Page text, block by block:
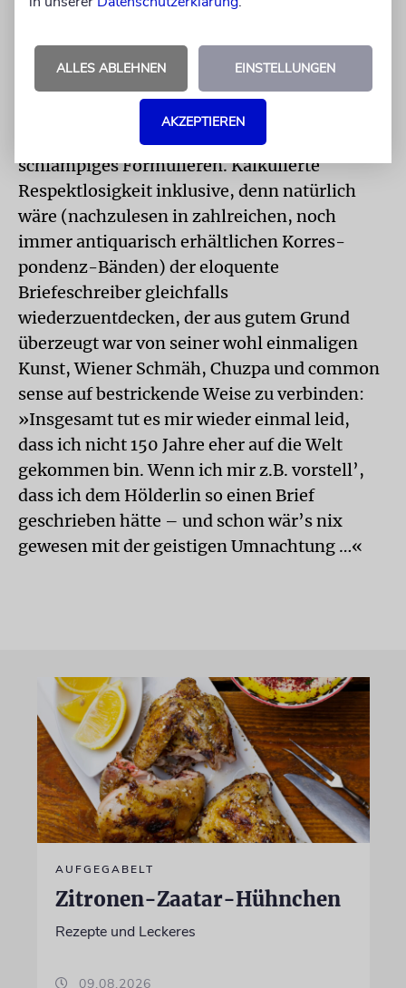
HERR, mit mir!«
Friedrich Torberg zu lesen, ist gerade heute
ein ebenso effizientes wie vergnügliches
Antidot gegen denkfaules Denken und
schlampiges Formulieren. Kalkulierte
Respektlosigkeit inklusive, denn natürlich
wäre (nachzulesen in zahlreichen, noch
immer antiquarisch erhältlichen Korres­
pondenz-Bänden) der eloquente
Briefeschreiber gleichfalls
wiederzuentdecken, der aus gutem Grund
überzeugt war von seiner wohl einmaligen
Kunst, Wiener Schmäh, Chuzpa und common
sense auf bestrickende Weise zu verbinden:
»Insgesamt tut es mir wieder einmal leid,
dass ich nicht 150 Jahre eher auf die Welt
gekommen bin. Wenn ich mir z.B. vorstell’,
dass ich dem Hölderlin so einen Brief
geschrieben hätte – und schon wär’s nix
gewesen mit der geistigen Umnachtung …«
AUFGEGABELT
Zitronen-Zaatar-Hühnchen
Rezepte und Leckeres
09.08.2026
ALLES ABLEHNEN EINSTELLUNGEN
AKZEPTIEREN